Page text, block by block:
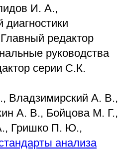
И. А.,
редактор
руководства
серии С.К.
Владзимирский А. В.,
А. В., Бойцова М. Г.,
Гришко П. Ю.,
анализа